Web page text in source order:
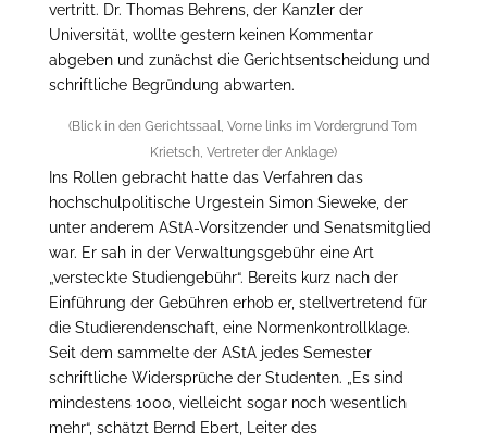
vertritt. Dr. Thomas Behrens, der Kanzler der
Universität, wollte gestern keinen Kommentar
abgeben und zunächst die Gerichtsentscheidung und
schriftliche Begründung abwarten.
(Blick in den Gerichtssaal, Vorne links im Vordergrund Tom
Krietsch, Vertreter der Anklage)
Ins Rollen gebracht hatte das Verfahren das
hochschulpolitische Urgestein Simon Sieweke, der
unter anderem AStA-Vorsitzender und Senatsmitglied
war. Er sah in der Verwaltungsgebühr eine Art
„versteckte Studiengebühr“. Bereits kurz nach der
Einführung der Gebühren erhob er, stellvertretend für
die Studierendenschaft, eine Normenkontrollklage.
Seit dem sammelte der AStA jedes Semester
schriftliche Widersprüche der Studenten. „Es sind
mindestens 1000, vielleicht sogar noch wesentlich
mehr“, schätzt Bernd Ebert, Leiter des